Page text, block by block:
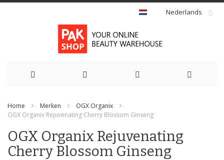
Nederlands
naar
de
inhoud
Home Merken
OGX Organix
OGX Organix Rejuvenating Cherry Blossom Ginseng
OGX Organix Rejuvenating
Cherry Blossom Ginseng